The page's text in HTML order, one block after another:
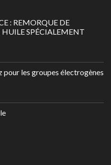
: REMORQUE DE
SPÉCIALEMENT
pour les groupes électrogènes